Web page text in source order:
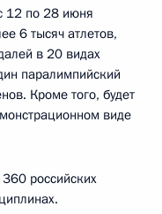
12 по 28 июня
6 тысяч атлетов,
в 20 видах
паралимпийский
Кроме того, будет
виде
российских